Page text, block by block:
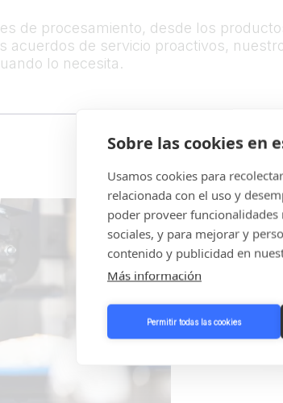
Sobre las cookies en
Usamos cookies para
relacionada con el uso y
poder proveer funcionalidades
sociales, y para mejorar y
contenido y publicidad en
Más información
Permitir todas las cookies
de procesamiento, desde los
acuerdos de servicio proactivos,
lo necesita.